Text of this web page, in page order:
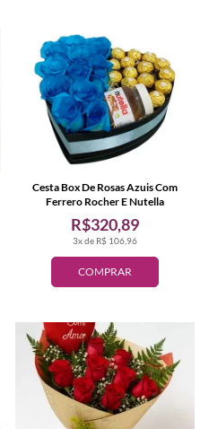
COMPRAR
3x de R$ 106,96
R$320,89
Cesta Box De Rosas Azuis Com
Ferrero Rocher E Nutella